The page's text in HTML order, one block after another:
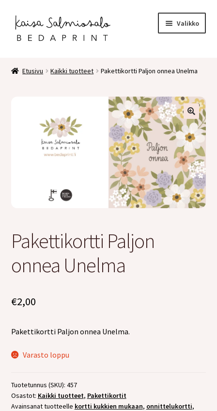
Siirry
navigointiin
Siirry
sisältöön
Valikko
tason
valikko
2 osaiset kortit
Kreppipaperit
Kirjonta
Info
Etusivu Kaikki tuotteet Pakettikortti Paljon onnea Unelma
Pakettikortti Paljon
onnea Unelma
€2,00
Pakettikortti Paljon onnea Unelma.
Varasto loppu
Tuotetunnus (SKU): 457
Osastot: Kaikki tuotteet, Pakettikortit
Avainsanat tuotteelle kortti kukkien mukaan, onnittelukortti,